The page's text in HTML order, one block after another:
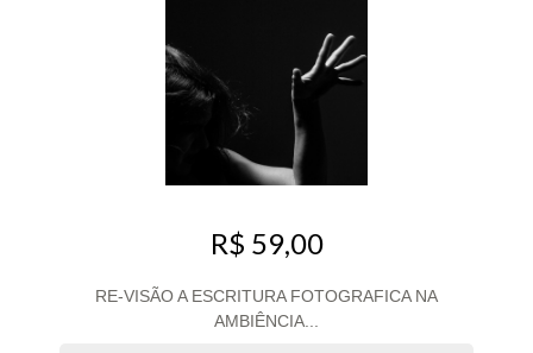
R$ 59,00
RE-VISÃO A ESCRITURA FOTOGRAFICA NA
AMBIÊNCIA...